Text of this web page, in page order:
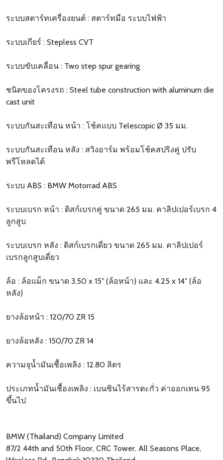
ระบบสตาร์ทเครื่องยนต์ : สตาร์ทมือ ระบบไฟฟ้า
ระบบเกียร์ : Stepless CVT
ระบบขับเคลื่อน : Two step spur gearing
ชนิดของโครงรถ : Steel tube construction with aluminum die
cast unit
ระบบกันสะเทือน หน้า : โช้คแบบ Telescopic Ø 35 มม.
ระบบกันสะเทือน หลัง : สวิงอาร์ม พร้อมโช้คสปริงคู่ ปรับ
พรีโหลดได้
ระบบ ABS : BMW Motorrad ABS
ระบบเบรก หน้า : ดิสก์เบรกคู่ ขนาด 265 มม. คาลิปเปอร์เบรก 4
ลูกสูบ
ระบบเบรก หลัง : ดิสก์เบรกเดี่ยว ขนาด 265 มม. คาลิปเปอร์
เบรกลูกสูบเดี่ยว
ล้อ : ล้อแม็ก ขนาด 3.50 x 15″ (ล้อหน้า) และ 4.25 x 14″ (ล้อ
หลัง)
ยางล้อหน้า : 120/70 ZR 15
ยางล้อหลัง : 150/70 ZR 14
ความจุน้ำมันเชื้อเพลิง : 12.80 ลิตร
ประเภทน้ำมันเชื้องเพลิง : เบนซินไร้สารตะกั่ว ค่าออกเทน 95
ขึ้นไป
BMW (Thailand) Company Limited
87/2 44th and 50th Floor, CRC Tower, All Seasons Place,